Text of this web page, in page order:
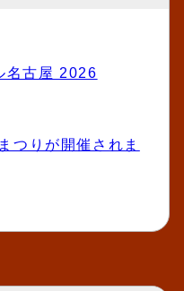
名古屋 2026
つりが開催されま